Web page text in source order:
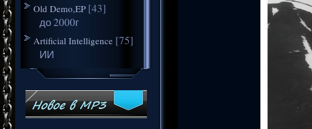
Old Demo,EP [43]
до 2000г
Artificial Intelligence [75]
ИИ